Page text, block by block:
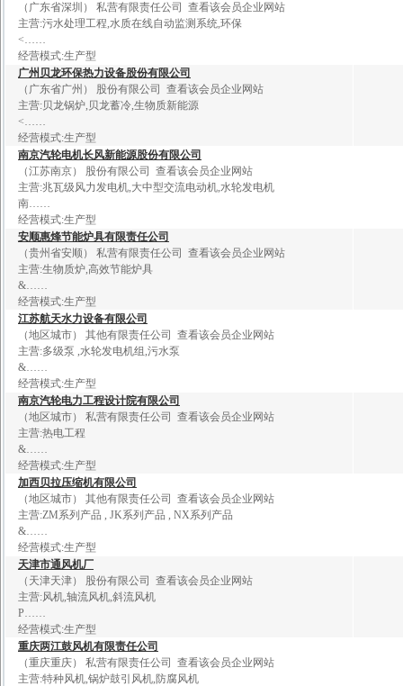
（广东省深圳）
私营有限责任公司 查看该会员企业网站
主营:污水处理工程,水质在线自动监测 系统,环保
<……
经营模式:生产型
广州 贝龙环保热力设备股份有限公司
（广东省广州）
股份有限公司 查看该会员企业网站
主营:贝龙锅炉, 贝龙蓄冷,生物质新能源
<……
经营模式:生产型
南京汽轮电机长风新能源股份有限公司
（江苏南京）
股份有限公司 查看该会员企业网站
主营:兆瓦级风力发电机,大中型交流电动机,水轮发电机
南……
经营模式:生产型
安顺惠烽节能炉具有限责任公司
（贵州省安顺）
私营有限责任公司 查看该会员企业网站
主营:生物质炉,高效节能炉具
&……
经营模式:生产型
江苏航天水力设备有限公司
（地区城市）
其他有限责任公司 查看该会员企业网站
主营:多级泵 ,水轮发电机组,污水泵
&……
经营模式:生产型
南京汽轮电力工程设计院有限公司
（地区城市）
私营有限责任公司 查看该会员企业网站
主营:热电工程
&……
经营模式:生产型
加西贝拉压缩机有限公司
（地区城市）
其他有限责任公司 查看该会员企业网站
主营:ZM系列 产品 , JK系列 产品 , NX系列 产品
&……
经营模式:生产型
天津市通风机厂
（天津天津）
股份有限公司 查看该会员企业网站
主营:风机,轴流风机,斜流风机
P……
经营模式:生产型
重庆两江鼓风机有限责任公司
（重庆重庆）
私营有限责任公司 查看该会员企业网站
主营:特种风机,锅炉鼓引 风机, 防腐风机